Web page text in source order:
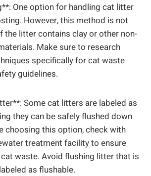
One option for handling cat litter
However, this method is not
the litter contains clay or other non-
Make sure to research
specifically for cat waste
guidelines.
Some cat litters are labeled as
they can be safely flushed down
choosing this option, check with
treatment facility to ensure
waste. Avoid flushing litter that is
as flushable.